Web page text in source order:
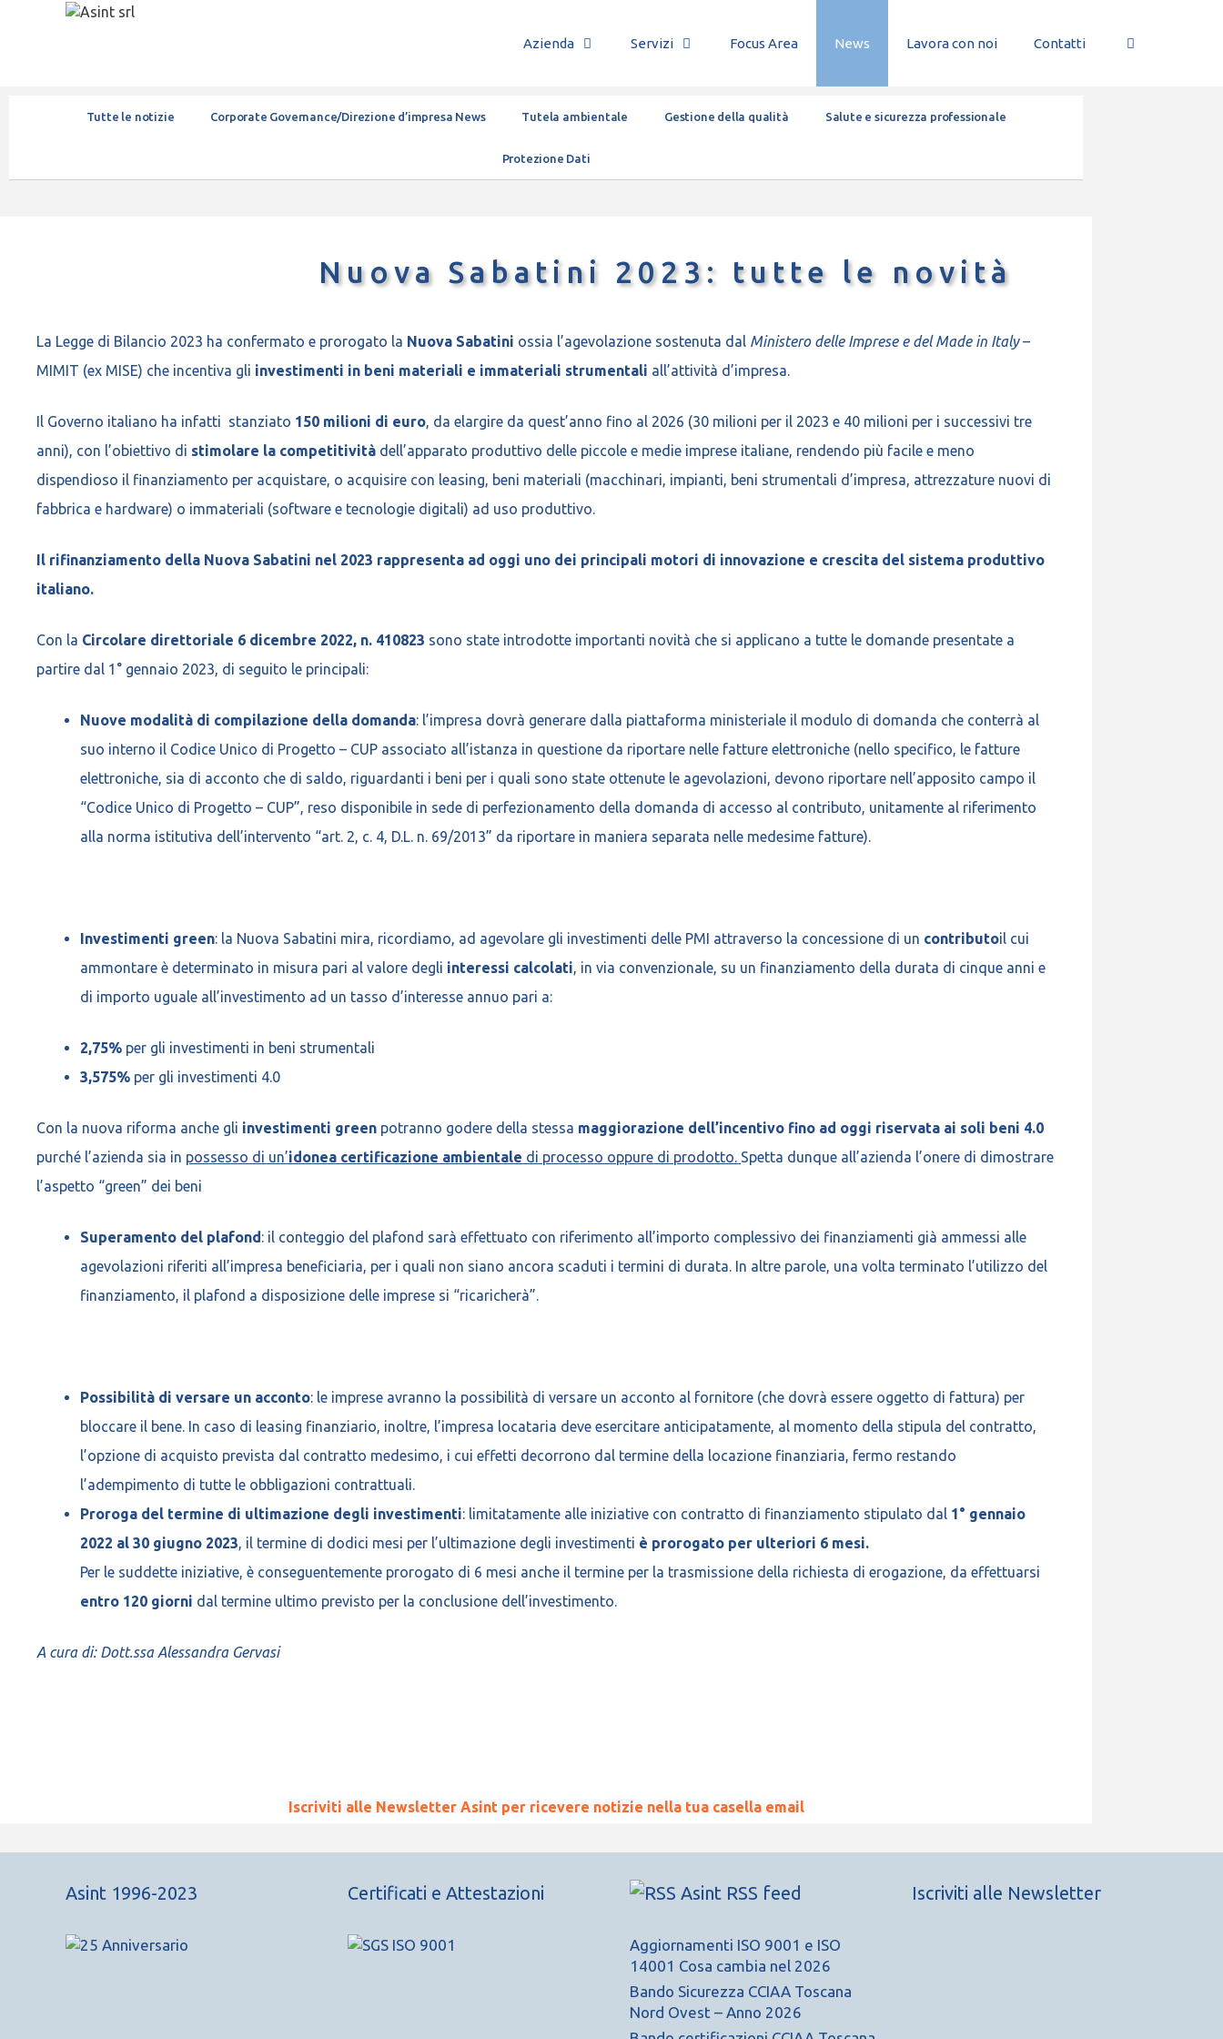
Azienda Servizi Focus Area News Lavora con noi Contatti
Tutte le notizie Corporate Governance/Direzione d’impresa News Tutela ambientale Gestione della qualità Salute e sicurezza professionale
Protezione Dati
Nuova Sabatini 2023: tutte le novità
La Legge di Bilancio 2023 ha confermato e prorogato la Nuova Sabatini ossia l’agevolazione sostenuta dal Ministero delle Imprese e del Made in Italy–
MIMIT (ex MISE) che incentiva gli investimenti in beni materiali e immateriali strumentali all’attività d’impresa.
Il Governo italiano ha infatti stanziato 150 milioni di euro, da elargire da quest’anno fino al 2026 (30 milioni per il 2023 e 40 milioni per i successivi tre
anni), con l’obiettivo di stimolare la competitività dell’apparato produttivo delle piccole e medie imprese italiane, rendendo più facile e meno
dispendioso il finanziamento per acquistare, o acquisire con leasing, beni materiali (macchinari, impianti, beni strumentali d’impresa, attrezzature nuovi di
fabbrica e hardware) o immateriali (software e tecnologie digitali) ad uso produttivo.
Il rifinanziamento della Nuova Sabatini nel 2023 rappresenta ad oggi uno dei principali motori di innovazione e crescita del sistema produttivo
italiano.
Con la Circolare direttoriale 6 dicembre 2022, n. 410823 sono state introdotte importanti novità che si applicano a tutte le domande presentate a
partire dal 1° gennaio 2023, di seguito le principali:
Nuove modalità di compilazione della domanda: l’impresa dovrà generare dalla piattaforma ministeriale il modulo di domanda che conterrà al
suo interno il Codice Unico di Progetto – CUP associato all’istanza in questione da riportare nelle fatture elettroniche (nello specifico, le fatture
elettroniche, sia di acconto che di saldo, riguardanti i beni per i quali sono state ottenute le agevolazioni, devono riportare nell’apposito campo il
“Codice Unico di Progetto – CUP”, reso disponibile in sede di perfezionamento della domanda di accesso al contributo, unitamente al riferimento
alla norma istitutiva dell’intervento “art. 2, c. 4, D.L. n. 69/2013” da riportare in maniera separata nelle medesime fatture).
Investimenti green: la Nuova Sabatini mira, ricordiamo, ad agevolare gli investimenti delle PMI attraverso la concessione di un contributoil cui
ammontare è determinato in misura pari al valore degli interessi calcolati, in via convenzionale, su un finanziamento della durata di cinque anni e
di importo uguale all’investimento ad un tasso d’interesse annuo pari a:
2,75% per gli investimenti in beni strumentali
3,575% per gli investimenti 4.0
Con la nuova riforma anche gli investimenti green potranno godere della stessa maggiorazione dell’incentivo fino ad oggi riservata ai soli beni 4.0
purché l’azienda sia in possesso di un’idonea certificazione ambientale di processo oppure di prodotto. Spetta dunque all’azienda l’onere di dimostrare
l’aspetto “green” dei beni
Superamento del plafond: il conteggio del plafond sarà effettuato con riferimento all’importo complessivo dei finanziamenti già ammessi alle
agevolazioni riferiti all’impresa beneficiaria, per i quali non siano ancora scaduti i termini di durata. In altre parole, una volta terminato l’utilizzo del
finanziamento, il plafond a disposizione delle imprese si “ricaricherà”.
Possibilità di versare un acconto: le imprese avranno la possibilità di versare un acconto al fornitore (che dovrà essere oggetto di fattura) per
bloccare il bene. In caso di leasing finanziario, inoltre, l’impresa locataria deve esercitare anticipatamente, al momento della stipula del contratto,
l’opzione di acquisto prevista dal contratto medesimo, i cui effetti decorrono dal termine della locazione finanziaria, fermo restando
l’adempimento di tutte le obbligazioni contrattuali.
Proroga del termine di ultimazione degli investimenti: limitatamente alle iniziative con contratto di finanziamento stipulato dal 1° gennaio
2022 al 30 giugno 2023, il termine di dodici mesi per l’ultimazione degli investimenti è prorogato per ulteriori 6 mesi.
Per le suddette iniziative, è conseguentemente prorogato di 6 mesi anche il termine per la trasmissione della richiesta di erogazione, da effettuarsi
entro 120 giorni dal termine ultimo previsto per la conclusione dell’investimento.
A cura di: Dott.ssa Alessandra Gervasi
Iscriviti alle Newsletter Asint per ricevere notizie nella tua casella email
Asint 1996-2023 Certificati e Attestazioni Asint RSS feed
Aggiornamenti ISO 9001 e ISO
14001 Cosa cambia nel 2026
Bando Sicurezza CCIAA Toscana
Nord Ovest – Anno 2026
Iscriviti alle Newsletter